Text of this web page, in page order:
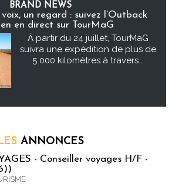
BRAND NEWS
un regard : suivez l’Outback
en direct sur TourMaG
À partir du 24 juillet, TourMaG
suivra une expédition de plus de
5 000 kilomètres à travers...
ANNONCES
- Conseiller voyages H/F -